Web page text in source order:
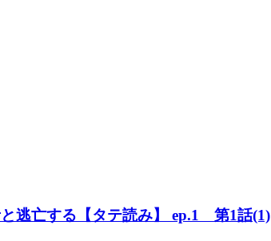
逃亡する【タテ読み】 ep.1 第1話(1)